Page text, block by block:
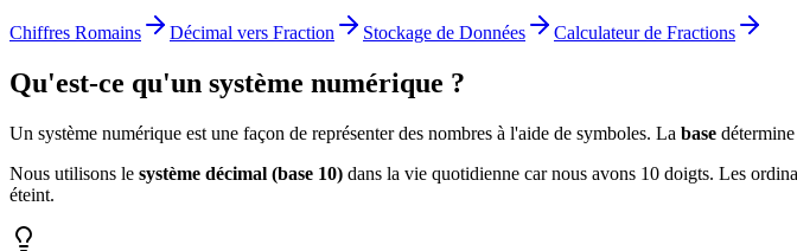
Chiffres Romains Décimal vers Fraction Stockage de Données Calculateur de Fractions
Qu'est-ce qu'un système numérique ?
Un système numérique est une façon de représenter des nombres à l'aide de symboles. La base
Nous utilisons le système décimal (base 10) dans la vie quotidienne car nous avons 10 doigts. Les
éteint.